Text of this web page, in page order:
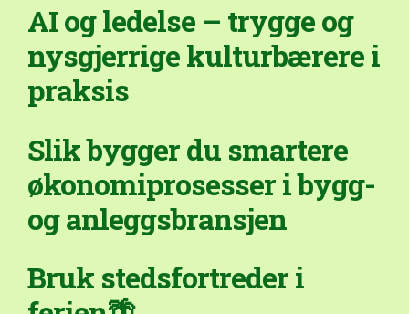
AI og ledelse – trygge og
nysgjerrige kulturbærere i
praksis
Slik bygger du smartere
økonomiprosesser i bygg-
og anleggsbransjen
Bruk stedsfortreder i